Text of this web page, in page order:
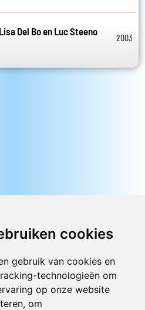
cookies
gebruik van cookies en
technologieën om
op onze website
om
Del Bo en Luc Steeno
2003